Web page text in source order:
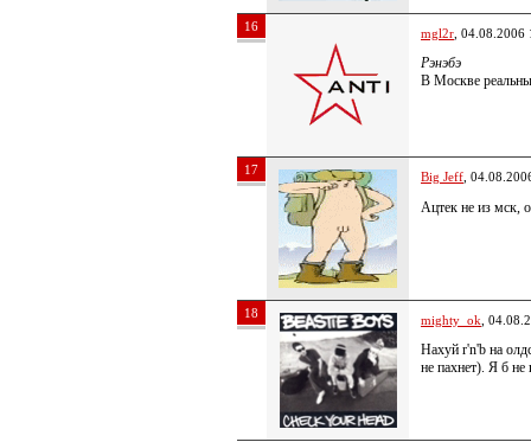
16 mgl2r , 04.08.2006
Рэнэбэ
В Москве
17 Big Jeff ,
Ацтек не из мск,
18 mighty_ok ,
Нахуй r'n'b на
не пахнет). Я б